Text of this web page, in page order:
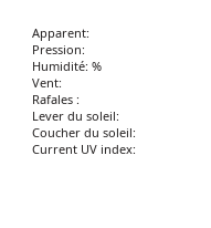
Apparent:
Pression:
Humidité: %
Vent:
Rafales :
Lever du soleil:
Coucher du soleil:
Current UV index: